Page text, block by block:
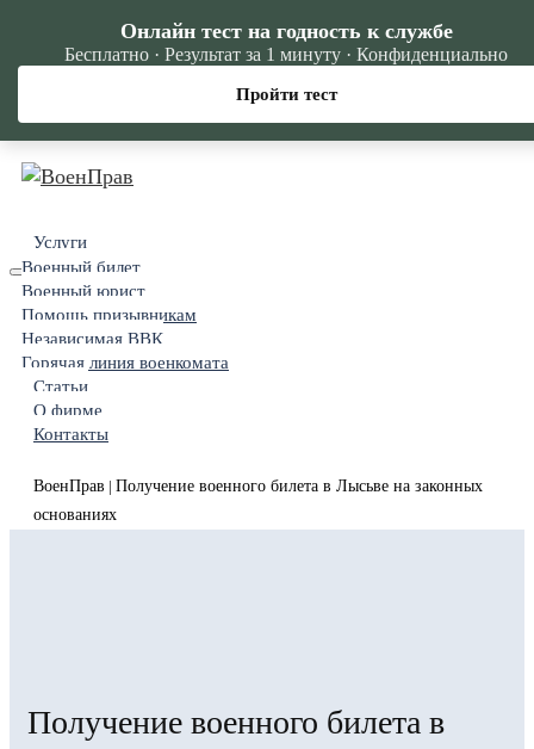
Услуги
Военный билет
Военный юрист
Помощь призывникам
Независимая ВВК
Горячая линия военкомата
Статьи
О фирме
Контакты
ВоенПрав
Получение военного билета в Лысьве на законных
основаниях
Получение военного билета в
Онлайн тест на годность к службе
Бесплатно · Результат за 1 минуту · Конфиденциально
Пройти тест